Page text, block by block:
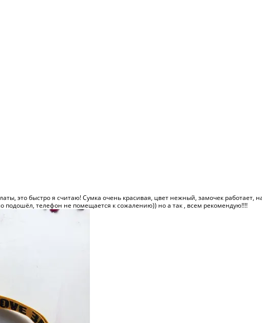
это быстро я считаю! Сумка очень красивая, цвет нежный, замочек работает,
подошёл, телефон не помещается к сожалению)) но а так , всем рекомендую!!!!